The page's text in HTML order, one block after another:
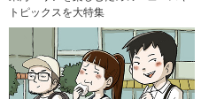
トピックスを大特集